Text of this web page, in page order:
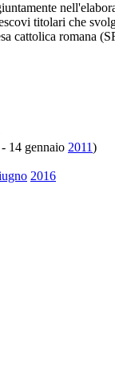
titolari che
cattolica romana
- 14 gennaio 2011)
2016